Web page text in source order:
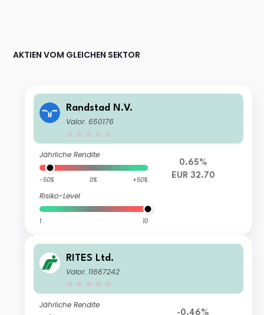
AKTIEN VOM GLEICHEN SEKTOR
Randstad N.V.
Valor: 650176
Jährliche Rendite
-50% 0% +50%
Risiko-Level
1 10
0.65%
EUR 32.70
RITES Ltd.
Valor: 11667242
Jährliche Rendite
-0.46%